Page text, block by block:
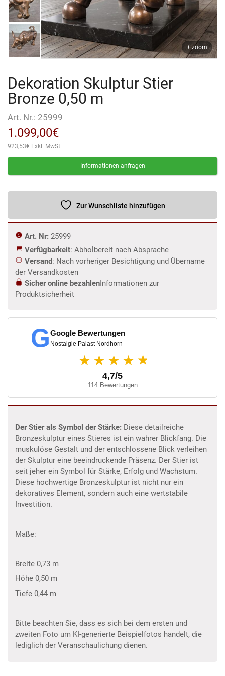
+ zoom
Dekoration Skulptur Stier
Bronze 0,50 m
Art. Nr.: 25999
1.099,00€
923,53€ Exkl. MwSt.
Informationen anfragen
Zur Wunschliste hinzufügen
Art. Nr: 25999
Verfügbarkeit: Abholbereit nach Absprache
Versand: Nach vorheriger Besichtigung und Übername
der Versandkosten
Sicher online bezahlenInformationen zur
Produktsicherheit
GGoogle Bewertungen
Nostalgie Palast Nordhorn
★★★★ ★
4,7/5
114 Bewertungen
Der Stier als Symbol der Stärke: Diese detailreiche
Bronzeskulptur eines Stieres ist ein wahrer Blickfang. Die
muskulöse Gestalt und der entschlossene Blick verleihen
der Skulptur eine beeindruckende Präsenz. Der Stier ist
seit jeher ein Symbol für Stärke, Erfolg und Wachstum.
Diese hochwertige Bronzeskulptur ist nicht nur ein
dekoratives Element, sondern auch eine wertstabile
Investition.
Maße:
Breite 0,73 m
Höhe 0,50 m
Tiefe 0,44 m
Bitte beachten Sie, dass es sich bei dem ersten und
zweiten Foto um KI-generierte Beispielfotos handelt, die
lediglich der Veranschaulichung dienen.